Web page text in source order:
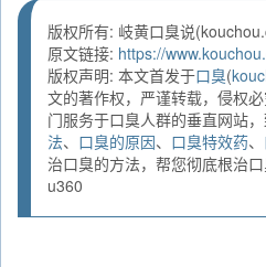
版权所有: 岐黄口臭说
原文链接: https://
版权声明: 本文首发于口臭(
文的著作权，严谨转载，侵权
门服务于口臭人群的垂直网站
法、 口臭的原因、 口臭特效药、
治口臭的方法，帮您彻底根治
u360